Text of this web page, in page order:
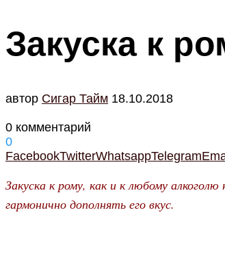
Закуска к
автор Cигар Тайм 18.10.2018
0 комментарий
0
FacebookTwitterWhatsappTelegram
Закуска к рому, как и к любому
гармонично дополнять его вкус.